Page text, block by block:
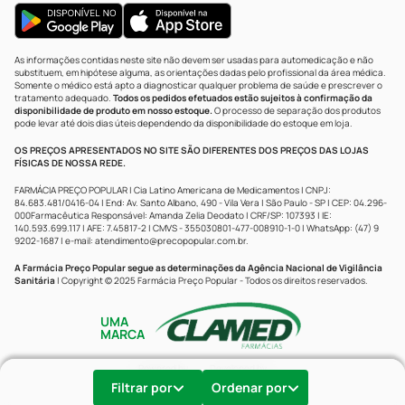
Filtrar por Ordenar por
As informações contidas neste site não devem ser usadas para automedicação e não
substituem, em hipótese alguma, as orientações dadas pelo profissional da área médica.
Somente o médico está apto a diagnosticar qualquer problema de saúde e prescrever o
tratamento adequado. Todos os pedidos efetuados estão sujeitos à confirmação da
disponibilidade de produto em nosso estoque.O processo de separação dos produtos
pode levar até dois dias úteis dependendo da disponibilidade do estoque em loja.
OS PREÇOS APRESENTADOS NO SITE SÃO DIFERENTES DOS PREÇOS DAS LOJAS
FÍSICAS DE NOSSA REDE.
FARMÁCIA PREÇO POPULAR | Cia Latino Americana de Medicamentos | CNPJ:
84.683.481/0416-04 | End: Av. Santo Albano, 490 - Vila Vera | São Paulo - SP | CEP: 04.296-
000Farmacêutica Responsável: Amanda Zelia Deodato | CRF/SP: 107393 | IE:
140.593.699.117 | AFE: 7.45817-2 | CMVS - 355030801-477-008910-1-0 | WhatsApp: (47) 9
9202-1687 | e-mail: atendimento@precopopular.com.br.
A Farmácia Preço Popular segue as determinações da Agência Nacional de Vigilância
Sanitária | Copyright © 2025 Farmácia Preço Popular - Todos os direitos reservados.
UMA
MARCA
Powered by Developed by